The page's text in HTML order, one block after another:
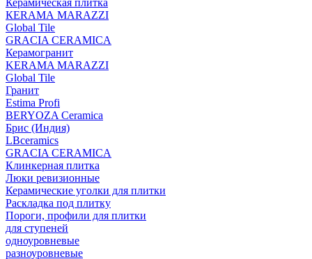
Керамическая плитка
КЕRАМА MARAZZI
Global Tile
GRACIA CERAMICA
Керамогранит
KERAMA MARAZZI
Global Tile
Гранит
Estima Profi
BERYOZA Ceramica
Брис (Индия)
LBceramics
GRACIA CERAMICA
Клинкерная плитка
Люки ревизионные
Керамические уголки для плитки
Раскладка под плитку
Пороги, профили для плитки
для ступеней
одноуровневые
разноуровневые